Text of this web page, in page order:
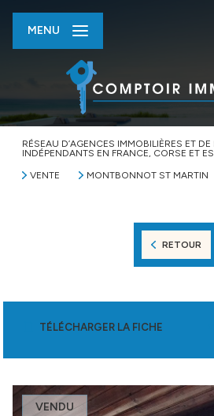
MENU
RÉSEAU D’AGENCES IMMOBILIÈRES ET
INDÉPENDANTS EN FRANCE, CORSE ET
VENTE
MONTBONNOT ST MARTIN
RETOUR
TÉLÉCHARGER LA FICHE
VENDU